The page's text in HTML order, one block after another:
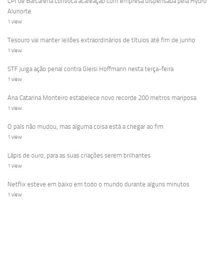
Alunorte
1 view
Tesouro vai manter leilões extraordinários de títulos até fim de junho
1 view
STF julga ação penal contra Gleisi Hoffmann nesta terça-feira
1 view
Ana Catarina Monteiro estabelece novo recorde 200 metros mariposa
1 view
O país não mudou, mas alguma coisa está a chegar ao fim
1 view
Lápis de ouro, para as suas criações serem brilhantes
1 view
Netflix esteve em baixo em todo o mundo durante alguns minutos
1 view